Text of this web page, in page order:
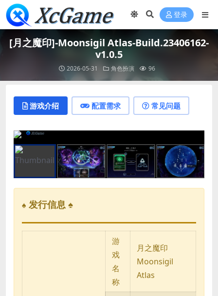
登录
[月之魔印]-Moonsigil Atlas-Build.23406162-
v1.0.5
2026-05-31 角色扮演 96
游戏介绍 配置需求 常见问题
♠ 发行信息 ♠
游
戏
名
称
月之魔印
Moonsigil
Atlas